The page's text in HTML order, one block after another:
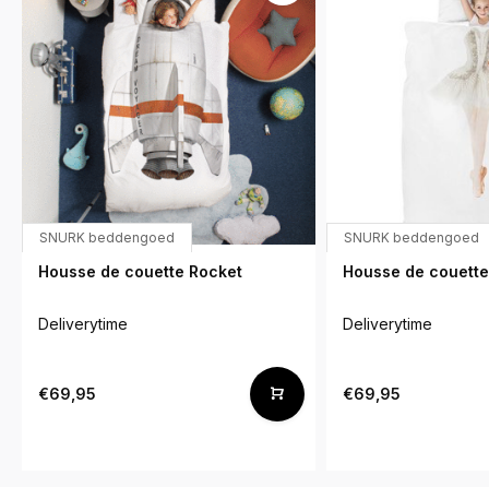
SNURK beddengoed
Housse de couette Rocket
Deliverytime
€69,95
SNURK beddengoed
Housse de
Deliverytime
€69,95